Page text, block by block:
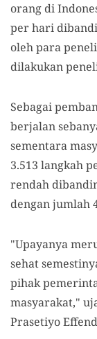
orang di
per hari
oleh para
dilakukan
Sebagai
berjalan
sementara
3.513 langkah
rendah
dengan jumlah
"Upayanya
sehat
pihak
masyarakat,"
Prasetiyo